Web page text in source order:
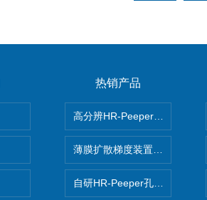
热销产品
高分辨HR-Peeper采样器孔隙
薄膜扩散梯度装置 Agl DGT
自研HR-Peeper孔隙水采样器